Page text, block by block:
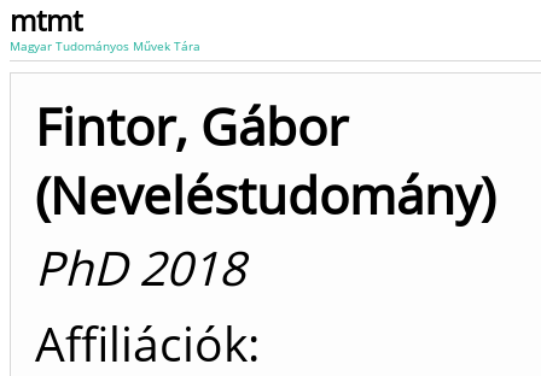
mtmt
Magyar Tudományos Művek Tára
Fintor, Gábor
(Neveléstudomány)
PhD 2018
Affiliációk